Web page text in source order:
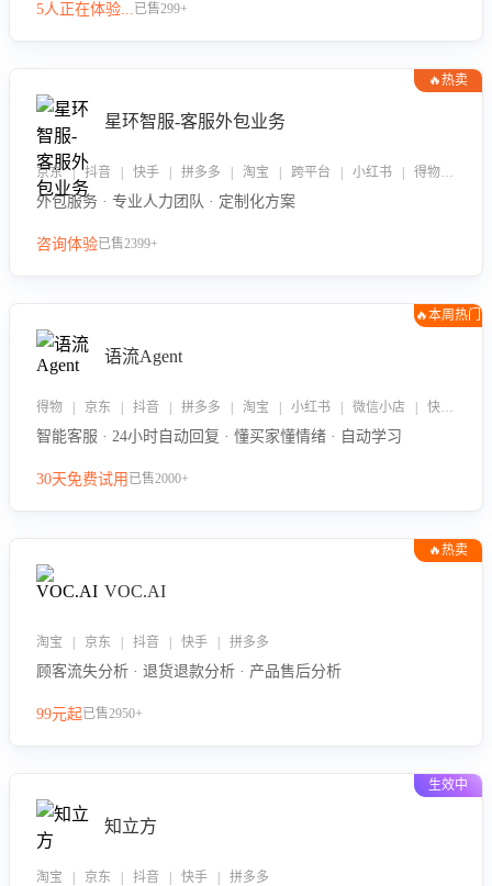
5人正在体验...已售299+
🔥热卖
星环智服-客服外包业务
京东 | 抖音 | 快手 | 拼多多 | 淘宝 | 跨平台 | 小红书 | 得物 | 企业微信
外包服务 · 专业人力团队 · 定制化方案
咨询体验已售2399+
🔥本周热门
语流Agent
得物 | 京东 | 抖音 | 拼多多 | 淘宝 | 小红书 | 微信小店 | 快手 | 唯品会
智能客服 · 24小时自动回复 · 懂买家懂情绪 · 自动学习
30天免费试用 已售2000+
🔥热卖
VOC.AI
淘宝 | 京东 | 抖音 | 快手 | 拼多多
顾客流失分析 · 退货退款分析 · 产品售后分析
99元起已售2950+
生效中
知立方
淘宝 | 京东 | 抖音 | 快手 | 拼多多